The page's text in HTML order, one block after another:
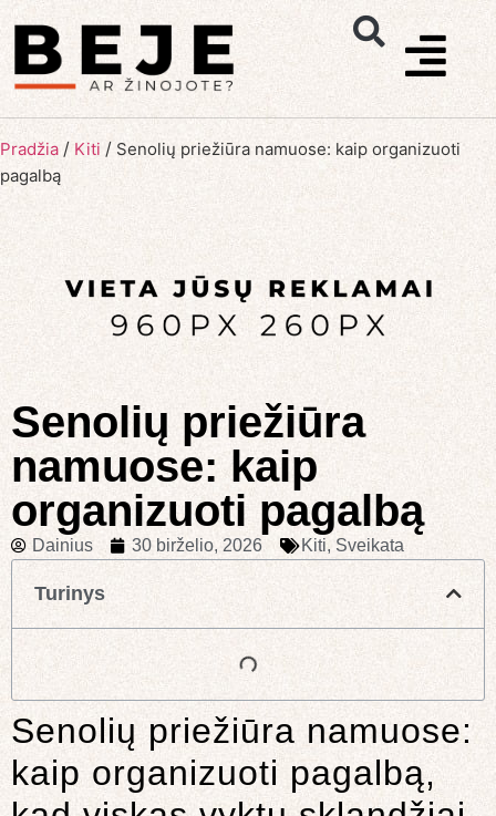
Pradžia / Kiti / Senolių priežiūra namuose: kaip organizuoti
pagalbą
Senolių priežiūra
namuose: kaip
organizuoti pagalbą
Dainius 30 birželio, 2026 Kiti, Sveikata
Turinys
Senolių priežiūra namuose:
kaip organizuoti pagalbą,